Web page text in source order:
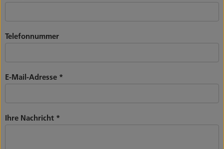
Telefonnummer
E-Mail-Adresse *
Ihre Nachricht *